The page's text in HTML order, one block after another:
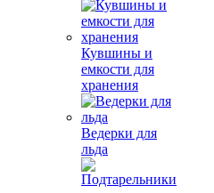
Кувшины и
емкости для
хранения
Ведерки для
льда